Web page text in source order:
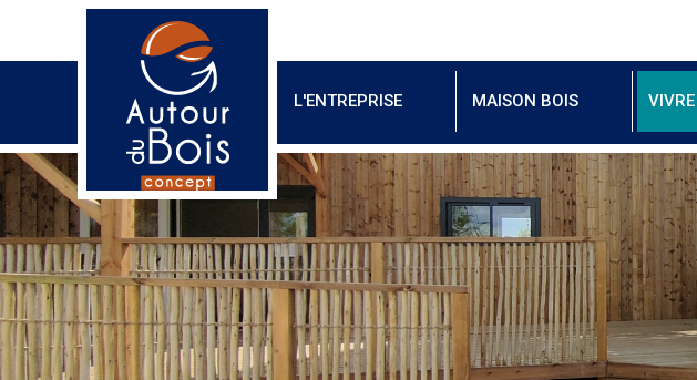
L'ENTREPRISE MAISON BOIS